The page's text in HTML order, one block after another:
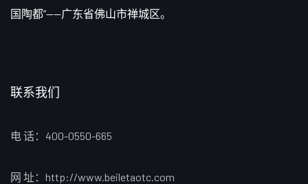
国陶都”——广东省佛山市禅城区。
联系我们
电 话：400-0550-665
网 址：http://www.beiletaotc.com